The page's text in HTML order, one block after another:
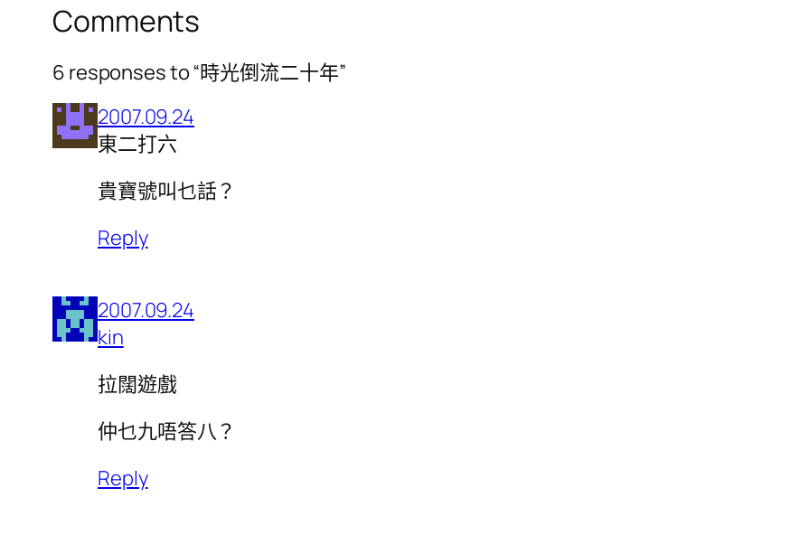
Comments
6 responses to “時光倒流二十年”
2007.09.24
東二打六
貴寶號叫乜話？
Reply
2007.09.24
kin
拉闊遊戲
仲乜九唔答八？
Reply